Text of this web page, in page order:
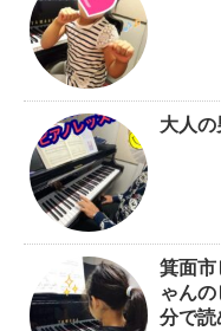
大人の
箕面市
ゃん
分で読